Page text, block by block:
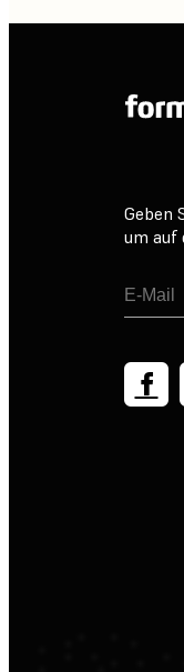
Geben
um auf